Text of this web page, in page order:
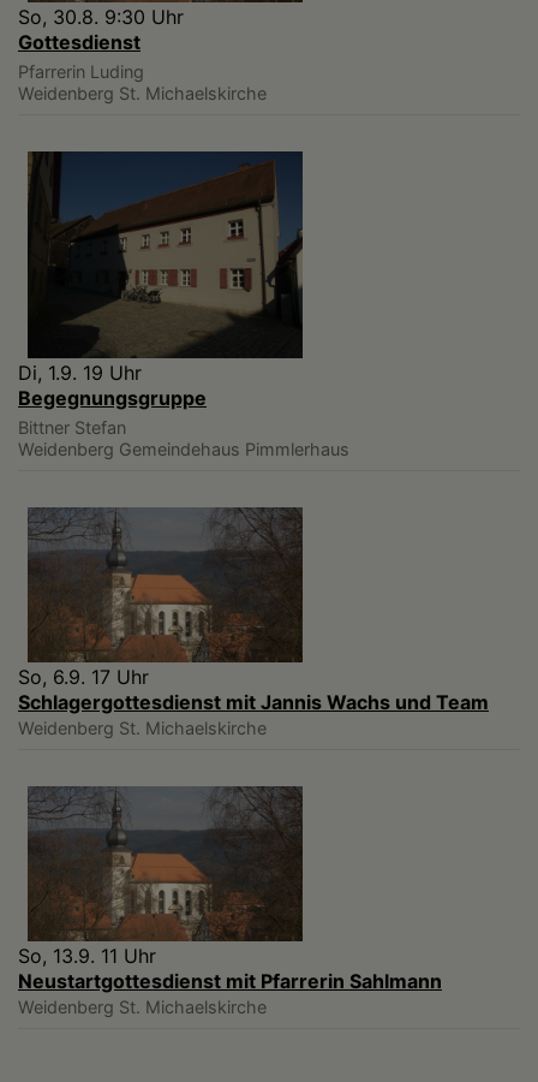
So, 30.8. 9:30 Uhr
Gottesdienst
Pfarrerin Luding
Weidenberg St. Michaelskirche
Di, 1.9. 19 Uhr
Begegnungsgruppe
Bittner Stefan
Weidenberg Gemeindehaus Pimmlerhaus
So, 6.9. 17 Uhr
Schlagergottesdienst mit Jannis Wachs und Team
Weidenberg St. Michaelskirche
So, 13.9. 11 Uhr
Neustartgottesdienst mit Pfarrerin Sahlmann
Weidenberg St. Michaelskirche